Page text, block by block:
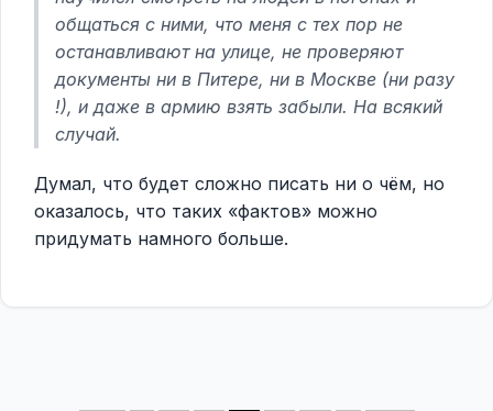
общаться с ними, что меня с тех пор не
останавливают на улице, не проверяют
документы ни в Питере, ни в Москве (ни разу
!), и даже в армию взять забыли. На всякий
случай.
Думал, что будет сложно писать ни о чём, но
оказалось, что таких «фактов» можно
придумать намного больше.